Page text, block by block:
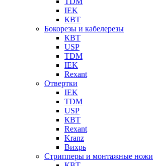
IEK
КВТ
Бокорезы и кабелерезы
КВТ
USP
TDM
IEK
Rexant
Отвертки
IEK
TDM
USP
КВТ
Rexant
Kranz
Вихрь
Стрипперы и монтажные ножи